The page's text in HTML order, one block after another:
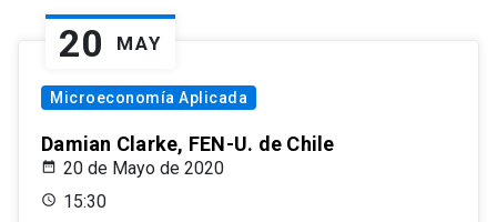
20 MAY
Microeconomía Aplicada
Damian Clarke, FEN-U. de Chile
20 de Mayo de 2020
15:30